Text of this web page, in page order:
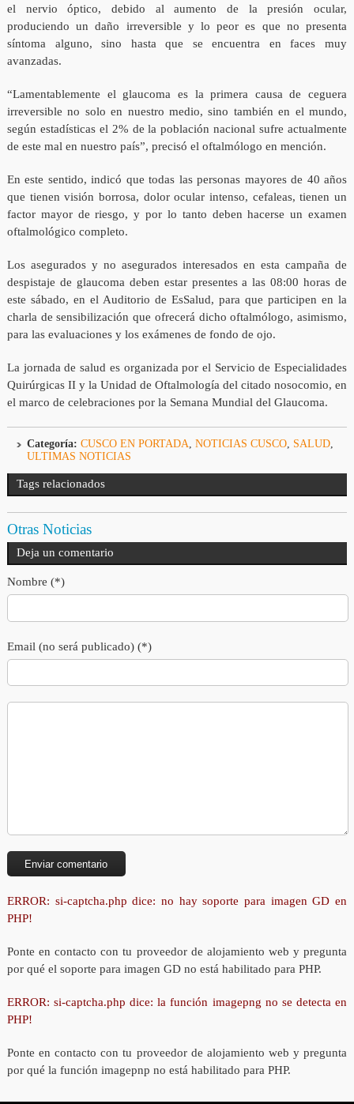
el nervio óptico, debido al aumento de la presión ocular,
produciendo un daño irreversible y lo peor es que no presenta
síntoma alguno, sino hasta que se encuentra en faces muy
avanzadas.
“Lamentablemente el glaucoma es la primera causa de ceguera
irreversible no solo en nuestro medio, sino también en el mundo,
según estadísticas el 2% de la población nacional sufre actualmente
de este mal en nuestro país”, precisó el oftalmólogo en mención.
En este sentido, indicó que todas las personas mayores de 40 años
que tienen visión borrosa, dolor ocular intenso, cefaleas, tienen un
factor mayor de riesgo, y por lo tanto deben hacerse un examen
oftalmológico completo.
Los asegurados y no asegurados interesados en esta campaña de
despistaje de glaucoma deben estar presentes a las 08:00 horas de
este sábado, en el Auditorio de EsSalud, para que participen en la
charla de sensibilización que ofrecerá dicho oftalmólogo, asimismo,
para las evaluaciones y los exámenes de fondo de ojo.
La jornada de salud es organizada por el Servicio de Especialidades
Quirúrgicas II y la Unidad de Oftalmología del citado nosocomio, en
el marco de celebraciones por la Semana Mundial del Glaucoma.
Categoría: CUSCO EN PORTADA, NOTICIAS CUSCO, SALUD,
ULTIMAS NOTICIAS
Tags relacionados
Otras Noticias
Deja un comentario
Nombre (*)
Email (no será publicado) (*)
ERROR: si-captcha.php dice: no hay soporte para imagen GD en
PHP!
Ponte en contacto con tu proveedor de alojamiento web y pregunta
por qué el soporte para imagen GD no está habilitado para PHP.
ERROR: si-captcha.php dice: la función imagepng no se detecta en
PHP!
Ponte en contacto con tu proveedor de alojamiento web y pregunta
por qué la función imagepnp no está habilitado para PHP.